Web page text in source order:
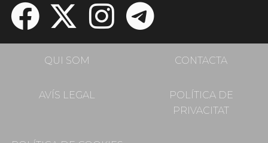
QUI SOM CONTACTA
AVÍS LEGAL
POLÍTICA DE
PRIVACITAT